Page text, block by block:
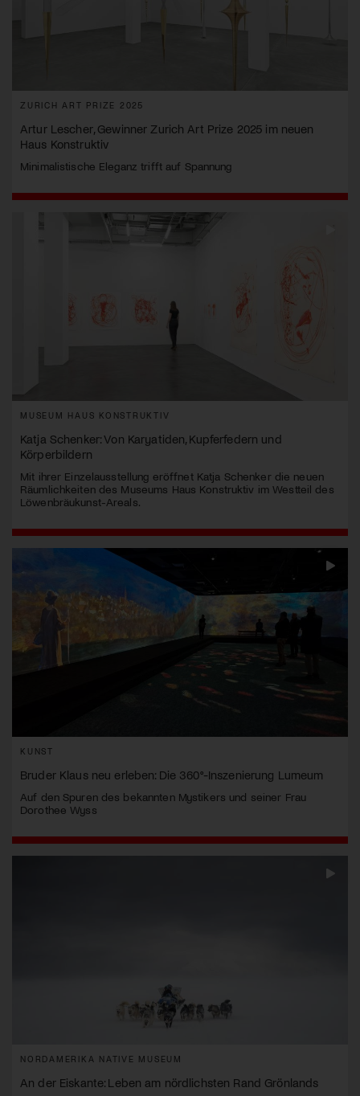
ZURICH ART PRIZE 2025
Artur Lescher, Gewinner Zurich Art Prize 2025 im neuen
Haus Konstruktiv
Minimalistische Eleganz trifft auf Spannung
MUSEUM HAUS KONSTRUKTIV
Katja Schenker: Von Karyatiden, Kupferfedern und
Körperbildern
Mit ihrer Einzelausstellung eröffnet Katja Schenker die neuen
Räumlichkeiten des Museums Haus Konstruktiv im Westteil des
Löwenbräukunst-Areals.
KUNST
Bruder Klaus neu erleben: Die 360°-Inszenierung Lumeum
Auf den Spuren des bekannten Mystikers und seiner Frau
Dorothee Wyss
NORDAMERIKA NATIVE MUSEUM
An der Eiskante: Leben am nördlichsten Rand Grönlands